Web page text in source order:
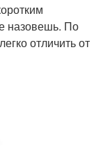
назовешь. По
отличить от